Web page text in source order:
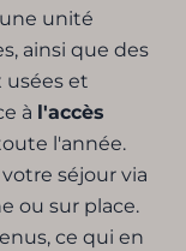
unité
ainsi que des
et
à l'accès
l'année.
séjour via
ou sur place.
ce qui en